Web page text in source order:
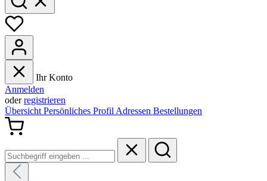
Ihr Konto
Anmelden
oderregistrieren
Übersicht Persönliches Profil Adressen Bestellungen